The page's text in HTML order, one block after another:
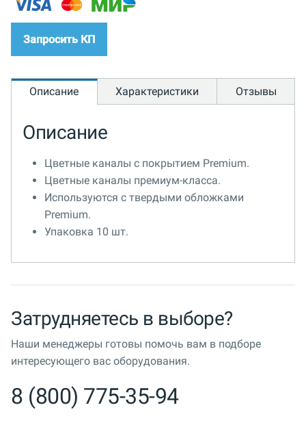
Запросить КП
Описание Характеристики Отзывы
Описание
Цветные каналы с покрытием Premium.
Цветные каналы премиум-класса.
Используются с твердыми обложками
Premium.
Упаковка 10 шт.
Затрудняетесь в выборе?
Наши менеджеры готовы помочь вам в подборе
интересующего вас оборудования.
8 (800) 775-35-94